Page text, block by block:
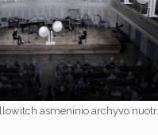
asmeninio archyvo nuotr.